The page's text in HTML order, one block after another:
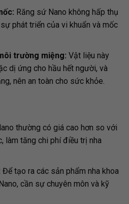
Răng sứ Nano không hấp thụ
phát triển của vi khuẩn và mốc
trường miệng: Vật liệu này
dị ứng cho hầu hết người, và
nên an toàn cho sức khỏe.
thường có giá cao hơn so với
làm tăng chi phí điều trị nha
Để tạo ra các sản phẩm nha khoa
cần sự chuyên môn và kỹ